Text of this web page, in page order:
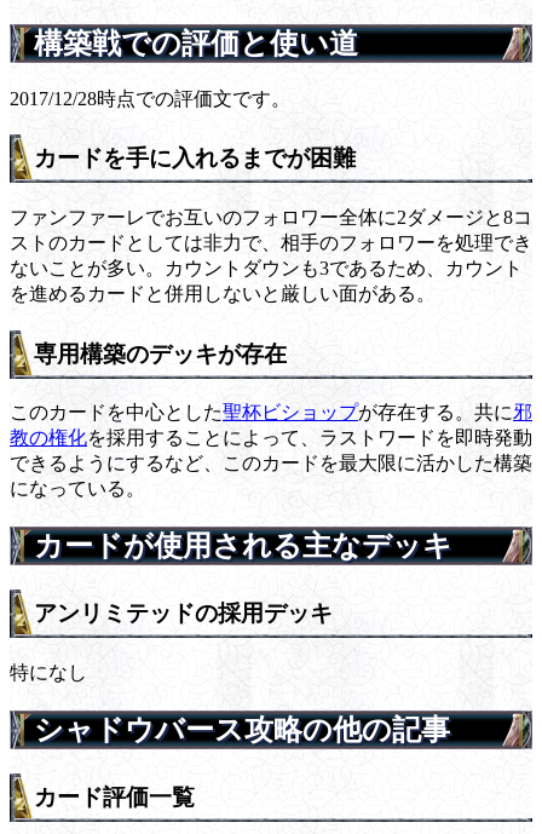
構築戦での評価と使い道
2017/12/28時点での評価文です。
カードを手に入れるまでが困難
ファンファーレでお互いのフォロワー全体に2ダメージと8コ
ストのカードとしては非力で、相手のフォロワーを処理でき
ないことが多い。カウントダウンも3であるため、カウント
を進めるカードと併用しないと厳しい面がある。
専用構築のデッキが存在
このカードを中心とした聖杯ビショップが存在する。共に邪
教の権化を採用することによって、ラストワードを即時発動
できるようにするなど、このカードを最大限に活かした構築
になっている。
カードが使用される主なデッキ
アンリミテッドの採用デッキ
特になし
シャドウバース攻略の他の記事
カード評価一覧